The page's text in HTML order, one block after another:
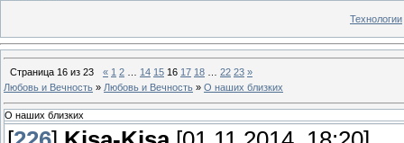
Технологии
Страница 16 из 23 « 1 2 14 15 16 17 18 22 23 »
Любовь и Вечность » Любовь и Вечность » О наших близких
О наших близких